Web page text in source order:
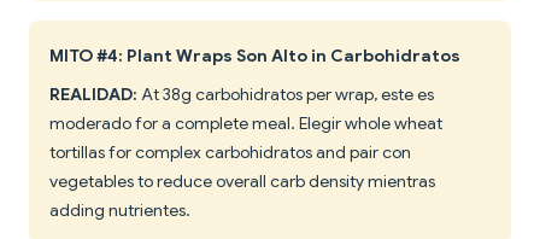
MITO #4: Plant Wraps Son Alto in Carbohidratos
REALIDAD: At 38g carbohidratos per wrap, este es
moderado for a complete meal. Elegir whole wheat
tortillas for complex carbohidratos and pair con
vegetables to reduce overall carb density mientras
adding nutrientes.